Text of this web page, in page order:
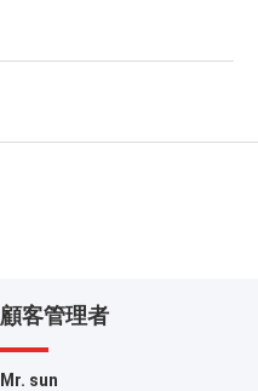
顧客管理者
Mr. sun